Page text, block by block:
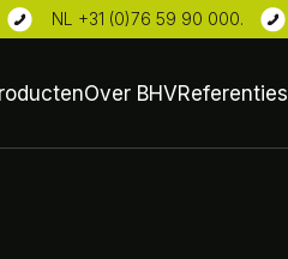
NL +31 (0)76 59 90 000.
Over BHVReferenties